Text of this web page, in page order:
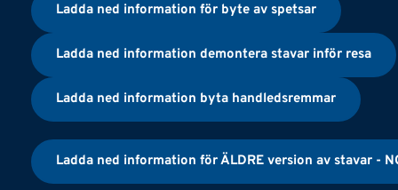
Ladda ned information för byte av spetsar
Ladda ned information demontera stavar inför resa
Ladda ned information byta handledsremmar
Ladda ned information för ÄLDRE version av stavar -